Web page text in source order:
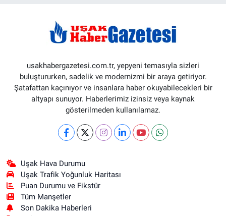
usakhabergazetesi.com.tr, yepyeni temasıyla sizleri
buluştururken, sadelik ve modernizmi bir araya getiriyor.
Şatafattan kaçınıyor ve insanlara haber okuyabilecekleri bir
altyapı sunuyor. Haberlerimiz izinsiz veya kaynak
gösterilmeden kullanılamaz.
Uşak Hava Durumu
Uşak Trafik Yoğunluk Haritası
Puan Durumu ve Fikstür
Tüm Manşetler
Son Dakika Haberleri